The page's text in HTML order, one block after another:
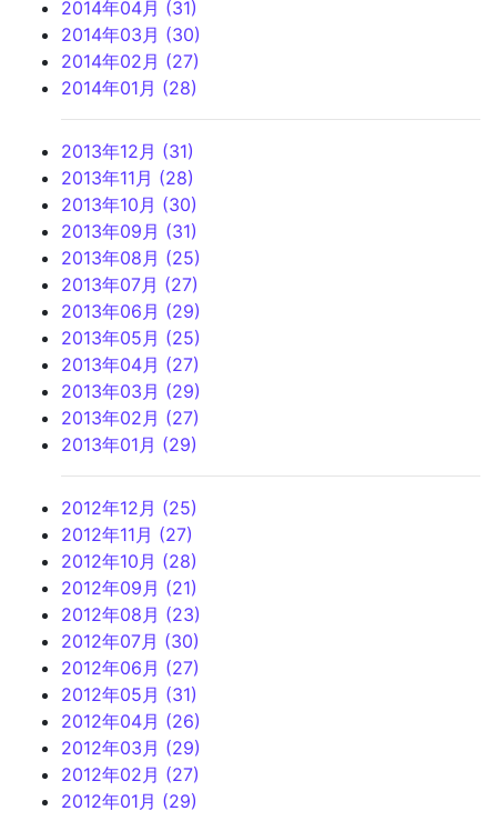
2014年04月 (31)
2014年03月 (30)
2014年02月 (27)
2014年01月 (28)
2013年12月 (31)
2013年11月 (28)
2013年10月 (30)
2013年09月 (31)
2013年08月 (25)
2013年07月 (27)
2013年06月 (29)
2013年05月 (25)
2013年04月 (27)
2013年03月 (29)
2013年02月 (27)
2013年01月 (29)
2012年12月 (25)
2012年11月 (27)
2012年10月 (28)
2012年09月 (21)
2012年08月 (23)
2012年07月 (30)
2012年06月 (27)
2012年05月 (31)
2012年04月 (26)
2012年03月 (29)
2012年02月 (27)
2012年01月 (29)